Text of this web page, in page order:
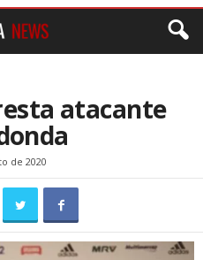
atacante
de 2020